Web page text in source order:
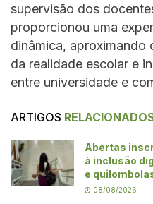
supervisão dos
proporcionou uma
dinâmica,
da realidade escolar e
entre universidade e
ARTIGOS
Abertas
à inclusão
e
08/08/2026